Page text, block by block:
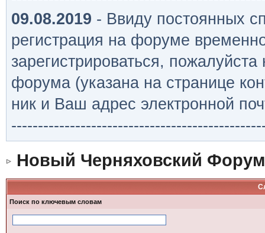
09.08.2019 - Ввиду постоянных
регистрация на форуме
зарегистрироваться,
форума (указана на странице
ник и Ваш адрес электронной
Новый Черняховский Форум
Поиск по ключевым словам